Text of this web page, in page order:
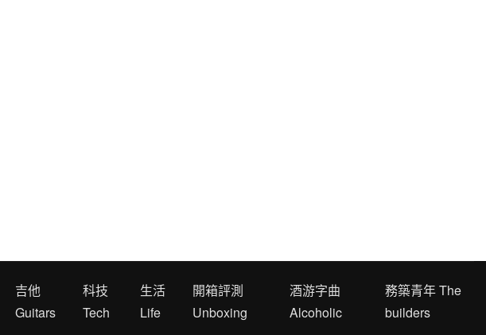
吉他
Guitars
科技
Tech
生活
Life
開箱評測
Unboxing
酒游字曲
Alcoholic
務築青年 The
builders